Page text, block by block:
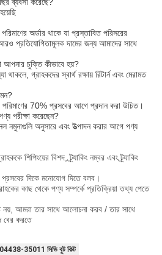
অর্ডার থাকে যা প্রস্তাবিত পরিসরের
প্রতিযোগিতামূলক দামের জন্য আমাদের সাথে
আপনার চুক্তি কীভাবে হয়?
থাকলে, গ্রাহকদের স্বার্থ রক্ষায় রিটার্ন এবং মেরামত
70% প্রসবের আগে প্রদান করা উচিত।
পরীক্ষা করেছেন?
নমুনাগুলি অনুসারে এবং উত্পাদন করার আগে পণ্য
শিপিংয়ের বিশদ, ট্র্যাকিং নম্বর এবং ট্র্যাকিং
দিকে মনোযোগ দিতে বলব।
কাছ থেকে পণ্য সম্পর্কে প্রতিক্রিয়া তথ্য পেতে
নয়, আমরা তার সাথে আলোচনা করব / তার সাথে
বের করতে
04438-35011 সিভি বুট কিট